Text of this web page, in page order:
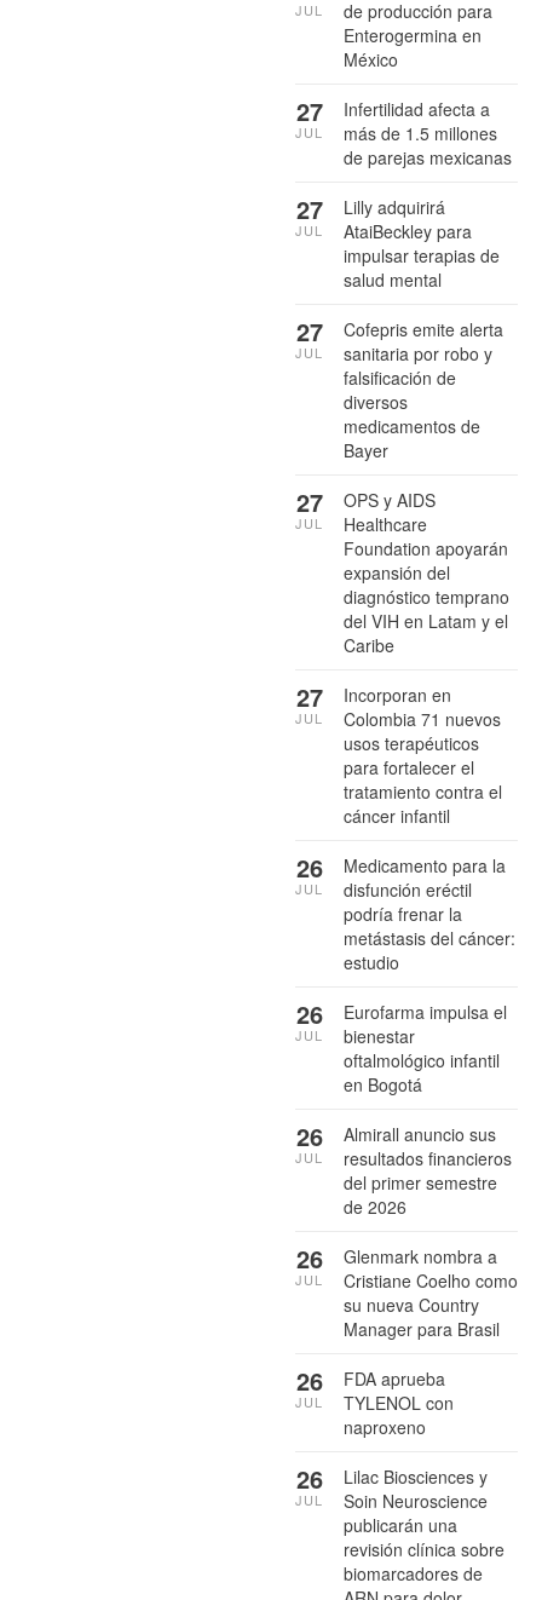
de producción para
Enterogermina en
México
JUL
Infertilidad afecta a
más de 1.5 millones
de parejas mexicanas
27
JUL
Lilly adquirirá
AtaiBeckley para
impulsar terapias de
salud mental
27
JUL
Cofepris emite alerta
sanitaria por robo y
falsificación de
diversos
medicamentos de
Bayer
27
JUL
OPS y AIDS
Healthcare
Foundation apoyarán
expansión del
diagnóstico temprano
del VIH en Latam y el
Caribe
27
JUL
Incorporan en
Colombia 71 nuevos
usos terapéuticos
para fortalecer el
tratamiento contra el
cáncer infantil
27
JUL
Medicamento para la
disfunción eréctil
podría frenar la
metástasis del cáncer:
estudio
26
JUL
Eurofarma impulsa el
bienestar
oftalmológico infantil
en Bogotá
26
JUL
Almirall anuncio sus
resultados financieros
del primer semestre
de 2026
26
JUL
Glenmark nombra a
Cristiane Coelho como
su nueva Country
Manager para Brasil
26
JUL
FDA aprueba
TYLENOL con
naproxeno
26
JUL
Lilac Biosciences y
Soin Neuroscience
publicarán una
revisión clínica sobre
biomarcadores de
26
JUL